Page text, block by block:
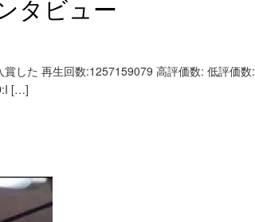
タビュー
した 再生回数:1257159079 高評価数: 低評価数:
[…]